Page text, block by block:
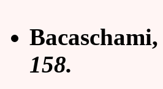
Bacaschami,
158.